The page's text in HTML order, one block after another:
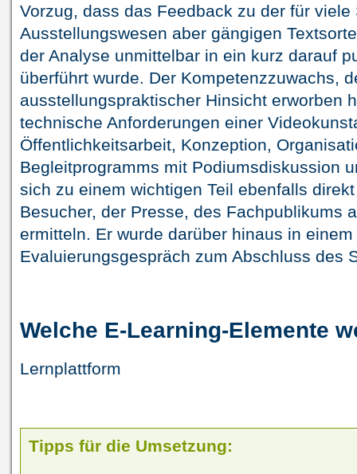
Vorzug, dass das Feedback zu der für
Ausstellungswesen aber gängigen
der Analyse unmittelbar in ein kurz darauf
überführt wurde. Der Kompetenzzuwachs,
ausstellungspraktischer Hinsicht erworben
technische Anforderungen einer
Öffentlichkeitsarbeit, Konzeption,
Begleitprogramms mit Podiumsdiskussion
sich zu einem wichtigen Teil ebenfalls
Besucher, der Presse, des Fachpublikums
ermitteln. Er wurde darüber hinaus in
Evaluierungsgespräch zum Abschluss des
Welche E-Learning-Elemente
Lernplattform
Tipps für die Umsetzung: